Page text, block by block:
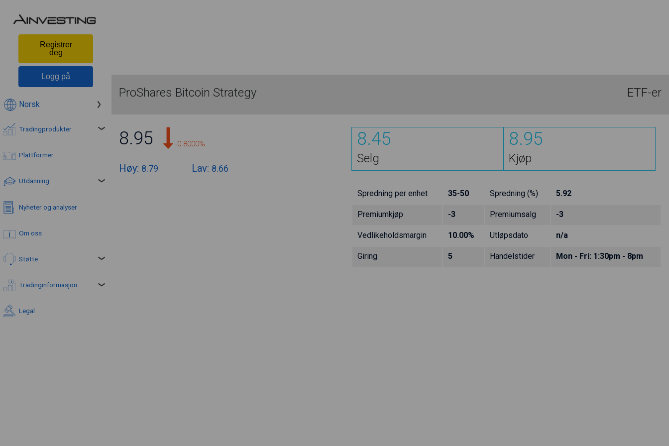
Registrer
deg
Logg på
Norsk
Tradingprodukter
Plattformer
Utdanning
Nyheter og analyser
Om oss
Støtte
Tradinginformasjon
Legal
ProShares Bitcoin Strategy ETF-er
8.95 -0.8000%
Høy: 8.79 Lav: 8.66
8.45
Selg
8.95
Kjøp
Spredning per enhet 35-50 Spredning (%) 5.92
Premiumkjøp -3 Premiumsalg -3
Vedlikeholdsmargin 10.00% Utløpsdato n/a
Giring 5 Handelstider Mon - Fri: 1:30pm - 8pm